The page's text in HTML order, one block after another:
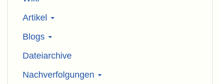
Artikel
Blogs
Dateiarchive
Nachverfolgungen